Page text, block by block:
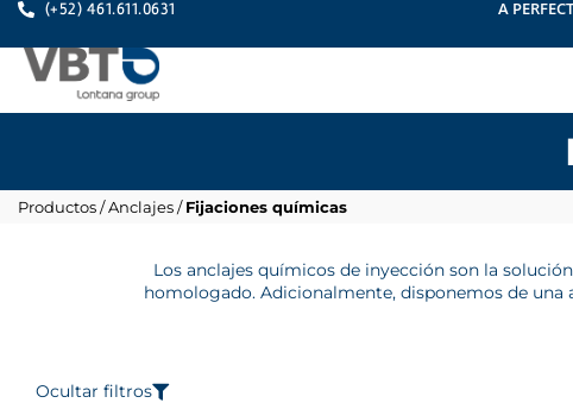
(+52) 461.611.0631 A
Productos/Anclajes/Fijaciones químicas
Los anclajes químicos de inyección son la
homologado. Adicionalmente, disponemos de una
Ocultar filtros